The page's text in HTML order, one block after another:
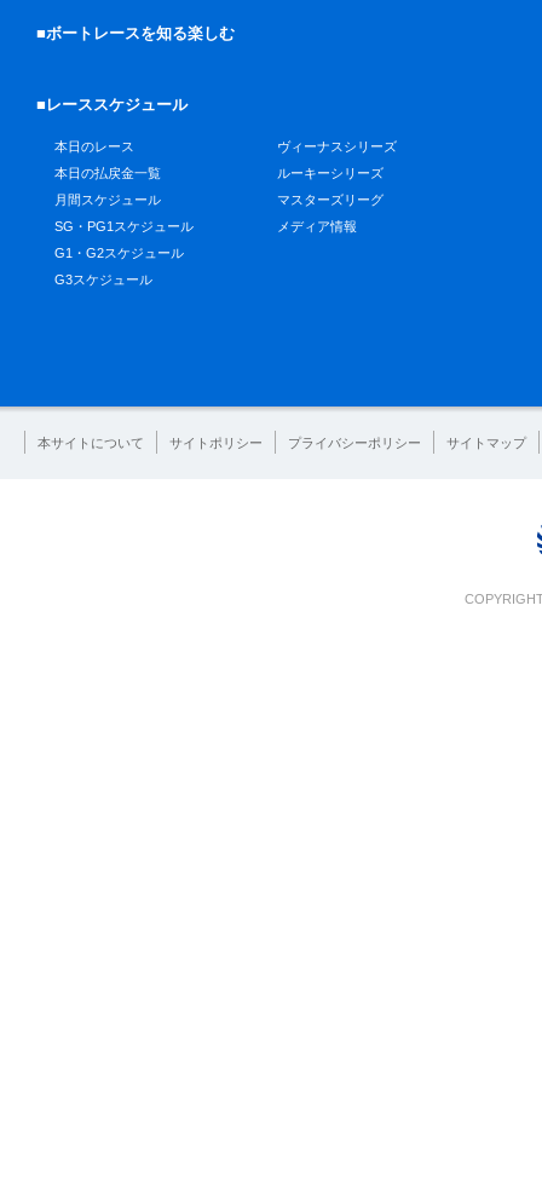
■ボートレースを知る楽しむ
■レーススケジュール
本日のレース
本日の払戻金一覧
月間スケジュール
SG・PG1スケジュール
G1・G2スケジュール
G3スケジュール
ヴィーナスシリーズ
ルーキーシリーズ
マスターズリーグ
メディア情報
本サイトについて サイトポリシー プライバシーポリシー サイトマップ